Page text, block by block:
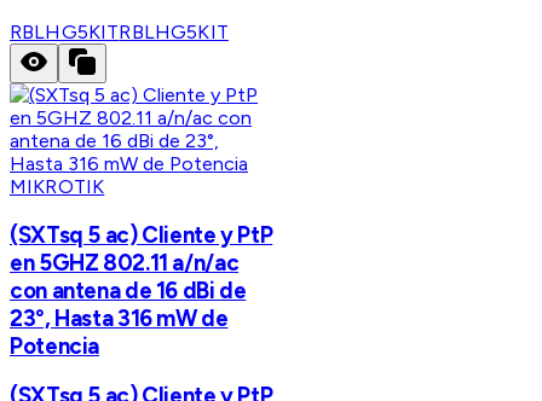
RBLHG5KITRBLHG5KIT
MIKROTIK
(SXTsq 5 ac) Cliente y PtP
en 5GHZ 802.11 a/n/ac
con antena de 16 dBi de
23°, Hasta 316 mW de
Potencia